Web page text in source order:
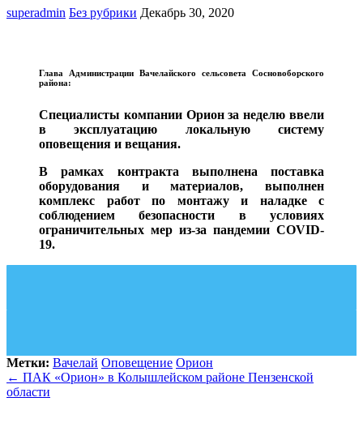
superadmin Без рубрики Декабрь 30, 2020
Глава Администрации Вачелайского сельсовета Сосновоборского
района:
Специалисты компании Орион за неделю ввели
в эксплуатацию локальную систему
оповещения и вещания.
В рамках контракта выполнена поставка
оборудования и материалов, выполнен
комплекс работ по монтажу и наладке с
соблюдением безопасности в условиях
ограничительных мер из-за пандемии COVID-
19.
Метки: Вачелай Оповещение Орион
← ПАК «Орион» в Колышлейском районе Пензенской
области